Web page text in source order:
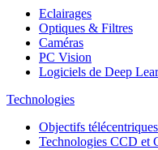
Eclairages
Optiques & Filtres
Caméras
PC Vision
Logiciels de Deep
Technologies
Objectifs télécentriques
Technologies CCD et